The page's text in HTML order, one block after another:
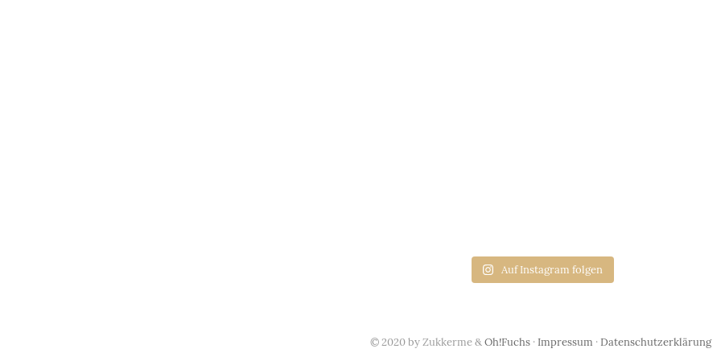
Auf Instagram folgen
© 2020 by Zukkerme &Oh!Fuchs · Impressum · Datenschutzerklärung